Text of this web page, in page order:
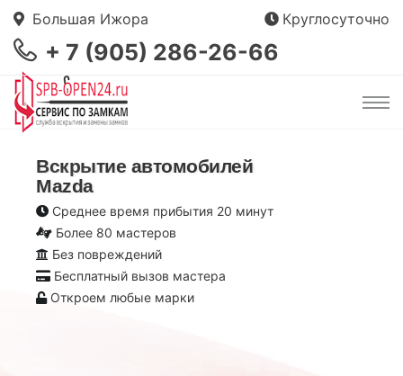
Большая Ижора Круглосуточно
+ 7 (905) 286-26-66
Вскрытие автомобилей
Mazda
Среднее время прибытия 20 минут
Более 80 мастеров
Без повреждений
Бесплатный вызов мастера
Откроем любые марки